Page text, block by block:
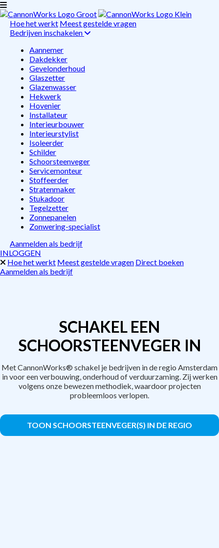
Hoe het werkt Meest gestelde vragen
Bedrijven inschakelen
Aannemer
Dakdekker
Gevelonderhoud
Glaszetter
Glazenwasser
Hekwerk
Hovenier
Installateur
Interieurbouwer
Interieurstylist
Isoleerder
Schilder
Schoorsteenveger
Servicemonteur
Stoffeerder
Stratenmaker
Stukadoor
Tegelzetter
Zonnepanelen
Zonwering-specialist
Aanmelden als bedrijf
INLOGGEN
Hoe het werkt Meest gestelde vragen Direct boeken
Aanmelden als bedrijf
SCHAKEL EEN
SCHOORSTEENVEGER IN
Met CannonWorks® schakel je bedrijven in de regio Amsterdam
in voor een verbouwing, onderhoud of verduurzaming. Zij werken
volgens onze bewezen methodiek, waardoor projecten
probleemloos verlopen.
TOON SCHOORSTEENVEGER(S) IN DE REGIO